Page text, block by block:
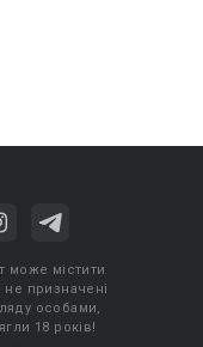
може містити
не призначені
особами,
18 років!